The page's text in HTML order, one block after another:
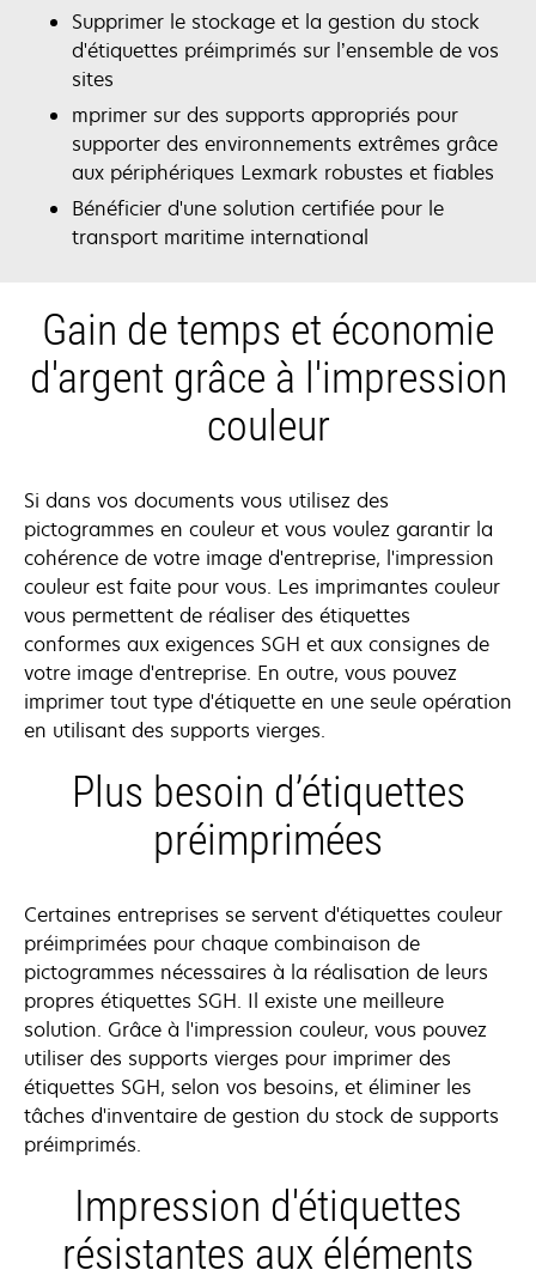
Supprimer le stockage et la gestion du stock
d'étiquettes préimprimés sur l’ensemble de vos
sites
mprimer sur des supports appropriés pour
supporter des environnements extrêmes grâce
aux périphériques Lexmark robustes et fiables
Bénéficier d'une solution certifiée pour le
transport maritime international
Gain de temps et économie
d'argent grâce à l'impression
couleur
Si dans vos documents vous utilisez des
pictogrammes en couleur et vous voulez garantir la
cohérence de votre image d'entreprise, l'impression
couleur est faite pour vous. Les imprimantes couleur
vous permettent de réaliser des étiquettes
conformes aux exigences SGH et aux consignes de
votre image d'entreprise. En outre, vous pouvez
imprimer tout type d'étiquette en une seule opération
en utilisant des supports vierges.
Plus besoin d’étiquettes
préimprimées
Certaines entreprises se servent d'étiquettes couleur
préimprimées pour chaque combinaison de
pictogrammes nécessaires à la réalisation de leurs
propres étiquettes SGH. Il existe une meilleure
solution. Grâce à l'impression couleur, vous pouvez
utiliser des supports vierges pour imprimer des
étiquettes SGH, selon vos besoins, et éliminer les
tâches d'inventaire de gestion du stock de supports
préimprimés.
Impression d'étiquettes
résistantes aux éléments